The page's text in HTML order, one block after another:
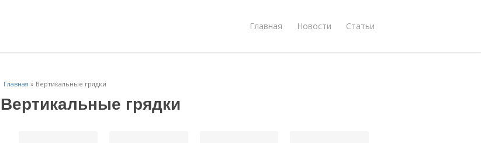
Главная Новости Статьи
Главная » Вертикальные грядки
Вертикальные грядки